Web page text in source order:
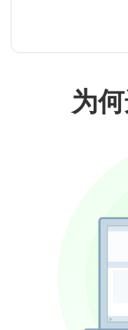
为